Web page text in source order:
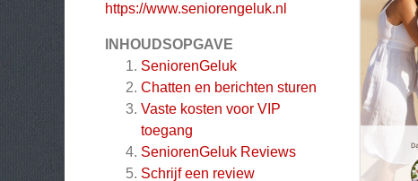
https://www.seniorengeluk.nl
INHOUDSOPGAVE
SeniorenGeluk
Chatten en berichten sturen
Vaste kosten voor VIP
toegang
SeniorenGeluk Reviews
Schrijf een review